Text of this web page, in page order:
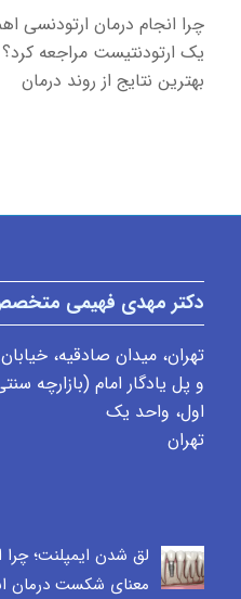
چرا انجام درمان ارتودنسی
یک ارتودنتیست مراجعه
بهترین نتایج از روند درمان
دکتر مهدی فهیمی
تهران، میدان صادقیه،
اول، واحد یک
تهران
لق شدن ایمپلنت؛ چرا
معنای شکست درمان